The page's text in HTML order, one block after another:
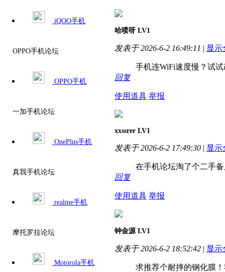
iQOO手机
OPPO手机论坛
OPPO手机
一加手机论坛
OnePlus手机
真我手机论坛
realme手机
摩托罗拉论坛
Motorola手机
哈喽呀 LV1
发表于 2026-6-2 16:49:11 | 显示
手机连WiFi速度慢？试
回复
使用道具 举报
xxssrer LV1
发表于 2026-6-2 17:49:30 | 显示
在手机论坛淘了个二手
回复
使用道具 举报
钟金源 LV1
发表于 2026-6-2 18:52:42 | 显示
求推荐个耐摔的钢化膜